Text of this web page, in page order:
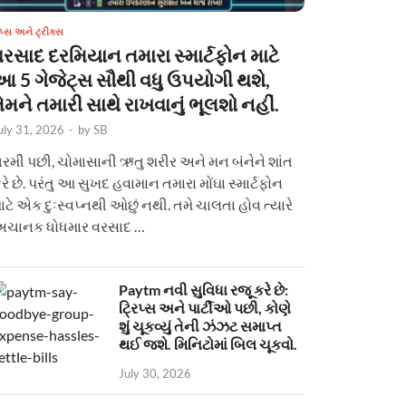
અને ટ્રીક્સ
દરમિયાન તમારા સ્માર્ટફોન માટે
5 ગેજેટ્સ સૌથી વધુ ઉપયોગી થશે,
તમારી સાથે રાખવાનું ભૂલશો નહીં.
31, 2026 - bySB
પછી, ચોમાસાની ઋતુ શરીર અને મન બંનેને શાંત
છે. પરંતુ આ સુખદ હવામાન તમારા મોંઘા સ્માર્ટફોન
એક દુઃસ્વપ્નથી ઓછું નથી. તમે ચાલતા હોવ ત્યારે
ધોધમાર વરસાદ …
Paytm નવી સુવિધા રજૂ કરે છે:
ટ્રિપ્સ અને પાર્ટીઓ પછી, કોણે
શું ચૂકવ્યું તેની ઝંઝટ સમાપ્ત
થઈ જશે. મિનિટોમાં બિલ ચૂકવો.
July 30, 2026